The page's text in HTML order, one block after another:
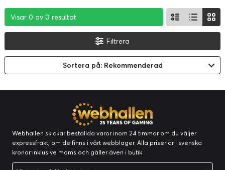
Visar 0 av 0 resultat
Visar 0 av 0 resultat
Visar 0 av 0 resultat
Filtrera
Sortera på: Rekommenderad
Webhallen skickar beställda varor inom 24 timmar om du väljer
expressfrakt, om de finns i vårt webblager. Alla priser är i svenska
kronor inklusive moms och gäller även i butik.